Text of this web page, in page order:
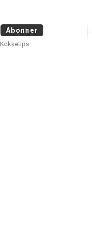
Abonner
Kokketips